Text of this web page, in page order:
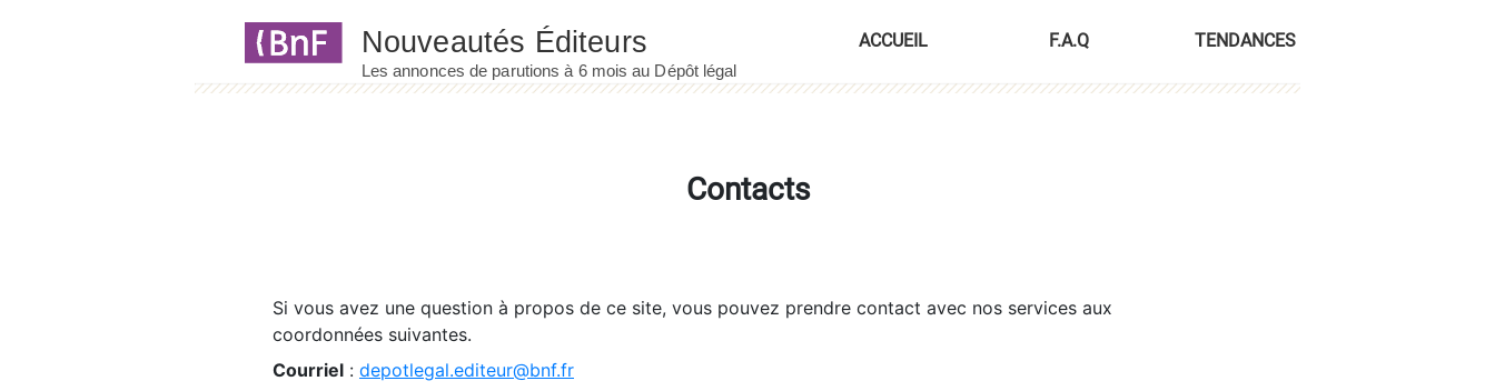
ACCUEIL F.A.Q TENDANCES
Contacts
Si vous avez une question à propos de ce site, vous pouvez prendre contact avec nos services aux
coordonnées suivantes.
Courriel : depotlegal.editeur@bnf.fr